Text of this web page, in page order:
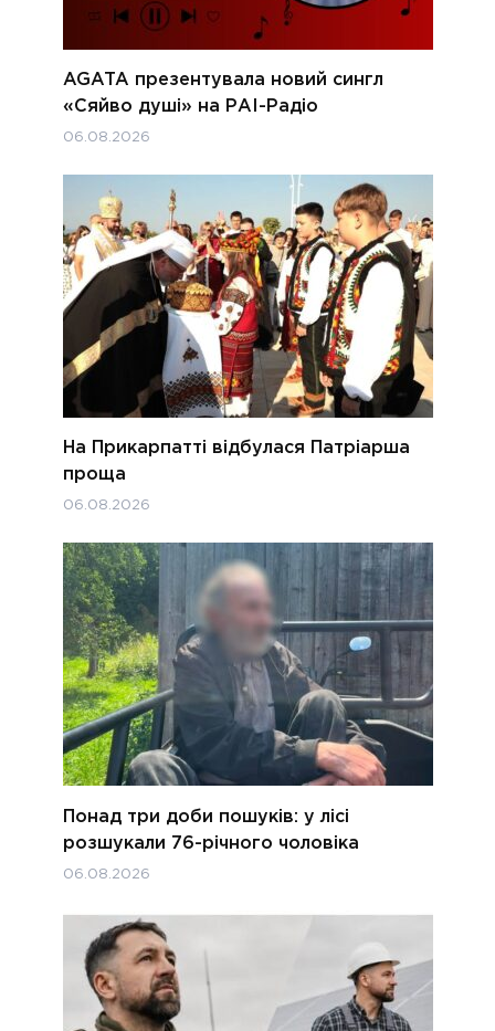
AGATA презентувала новий сингл
«Сяйво душі» на РАІ-Радіо
06.08.2026
На Прикарпатті відбулася Патріарша
проща
06.08.2026
Понад три доби пошуків: у лісі
розшукали 76-річного чоловіка
06.08.2026